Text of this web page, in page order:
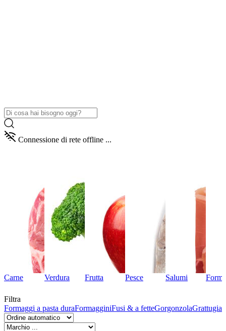
Connessione di rete offline ...
Carne Verdura Frutta Pesce Salumi
Filtra
Formaggi a pasta duraFormagginiFusi & a fetteGorgonzolaGrattugiati